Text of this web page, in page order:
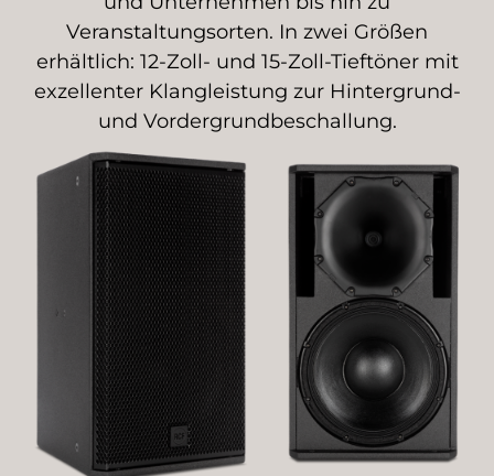
Veranstaltungsorten. In zwei Größen
erhältlich: 12-Zoll- und 15-Zoll-Tieftöner mit
exzellenter Klangleistung zur Hintergrund-
und Vordergrundbeschallung.